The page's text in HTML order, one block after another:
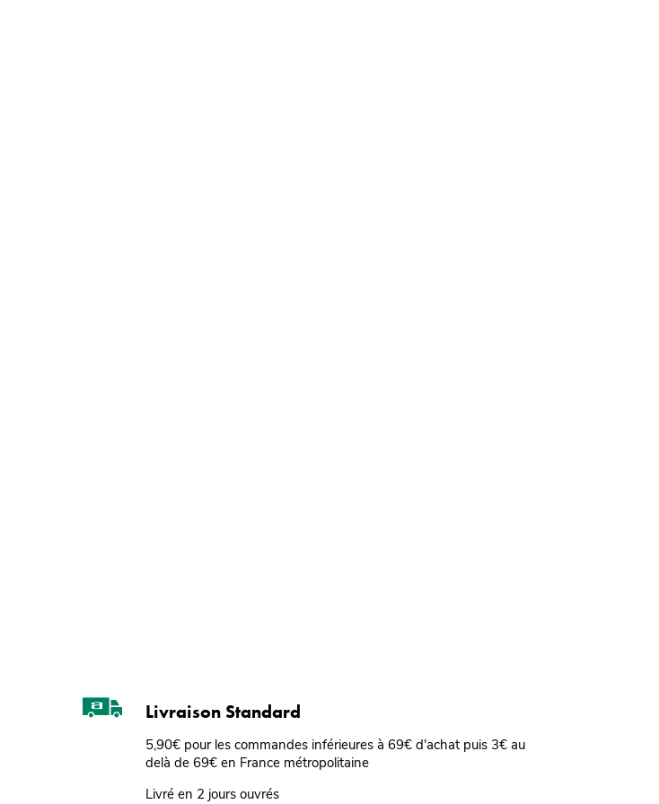
Livraison Standard
5,90€ pour les commandes inférieures à 69€ d'achat puis 3€ au
delà de 69€ en France métropolitaine
Livré en 2 jours ouvrés